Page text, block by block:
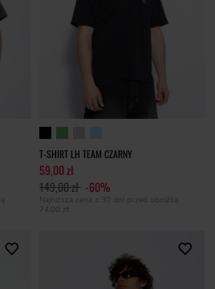
T-SHIRT LH TEAM CZARNY
59,00 zł
149,00 zł -60%
Najniższa cena z 30 dni przed obniżką
74,00 zł